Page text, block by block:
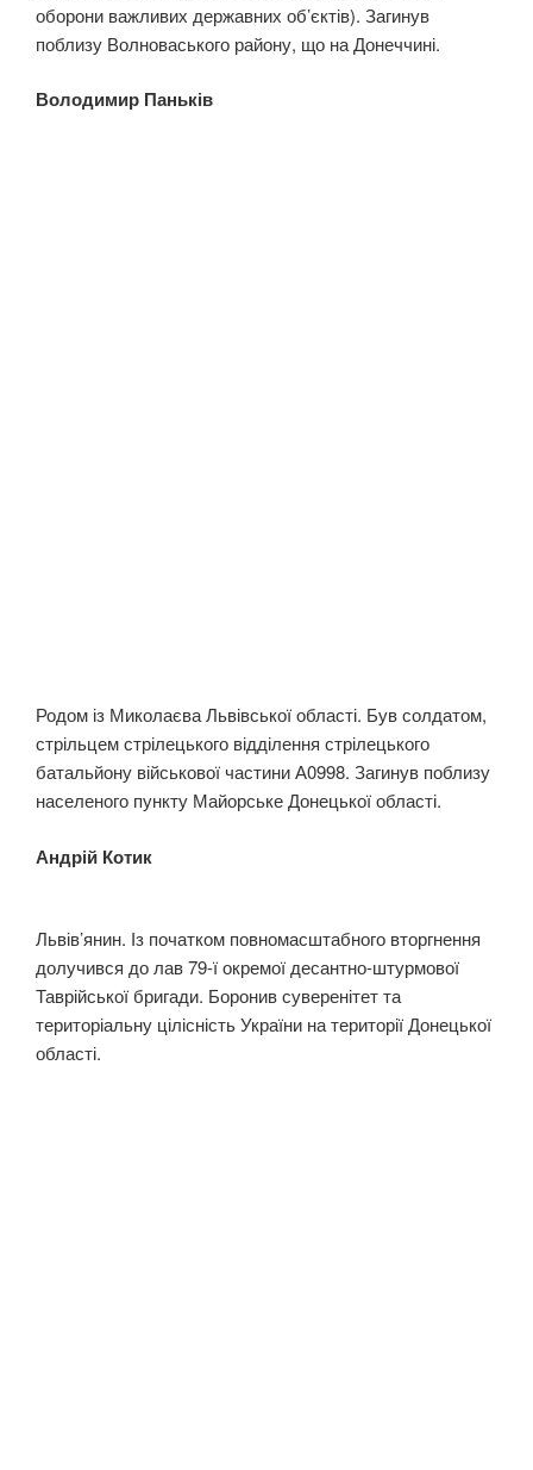
оборони важливих державних об’єктів). Загинув
поблизу Волноваського району, що на Донеччині.
Володимир Паньків
Родом із Миколаєва Львівської області. Був солдатом,
стрільцем стрілецького відділення стрілецького
батальйону військової частини А0998. Загинув поблизу
населеного пункту Майорське Донецької області.
Андрій Котик
Львів’янин. Із початком повномасштабного вторгнення
долучився до лав 79-ї окремої десантно-штурмової
Таврійської бригади. Боронив суверенітет та
територіальну цілісність України на території Донецької
області.